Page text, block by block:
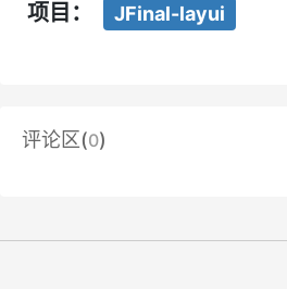
项目： JFinal-layui
评论区(0)